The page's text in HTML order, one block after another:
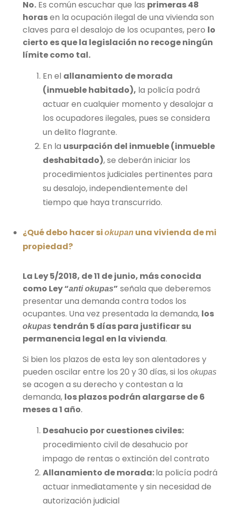
No. Es común escuchar que las primeras 48
horasen la ocupación ilegal de una vivienda son
claves para el desalojo de los ocupantes, pero lo
cierto es que la legislación no recoge ningún
límite como tal.
En el allanamiento de morada
(inmueble habitado), la policía podrá
actuar en cualquier momento y desalojar a
los ocupadores ilegales, pues se considera
un delito flagrante.
En la usurpación del inmueble (inmueble
deshabitado), se deberán iniciar los
procedimientos judiciales pertinentes para
su desalojo, independientemente del
tiempo que haya transcurrido.
¿Qué debo hacer si okupan una vivienda de mi
propiedad?
La Ley 5/2018, de 11 de junio, más conocida
como Ley “anti okupas” señala que deberemos
presentar una demanda contra todos los
ocupantes. Una vez presentada la demanda, los
okupas tendrán 5 días para justificar su
permanencia legal en la vivienda.
Si bien los plazos de esta ley son alentadores y
pueden oscilar entre los 20 y 30 días, si los okupas
se acogen a su derecho y contestan a la
demanda, los plazos podrán alargarse de 6
meses a 1 año.
Desahucio por cuestiones civiles:
procedimiento civil de desahucio por
impago de rentas o extinción del contrato
Allanamiento de morada:la policía podrá
actuar inmediatamente y sin necesidad de
autorización judicial